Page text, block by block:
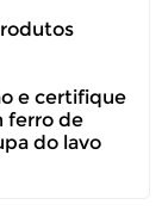
e certifique
ferro de
do lavo